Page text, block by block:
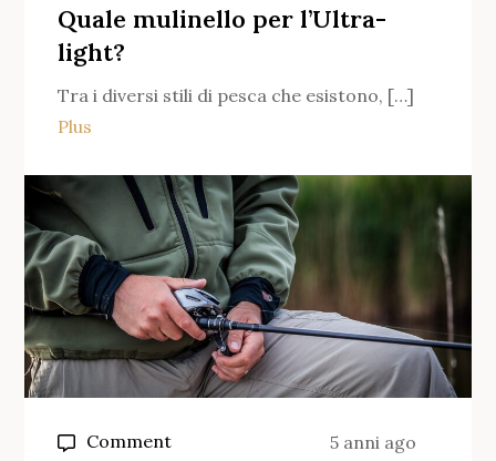
mulinello
Big
Quale mulinello per l’Ultra-
light?
Tra i diversi stili di pesca che esistono, […]
Plus
Commenton
5 anni ago